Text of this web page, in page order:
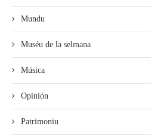
Mundu
Muséu de la selmana
Música
Opinión
Patrimoniu